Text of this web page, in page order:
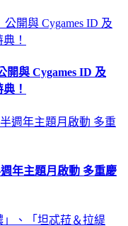
開與 Cygames ID 及
！
年主題月啟動 多重慶